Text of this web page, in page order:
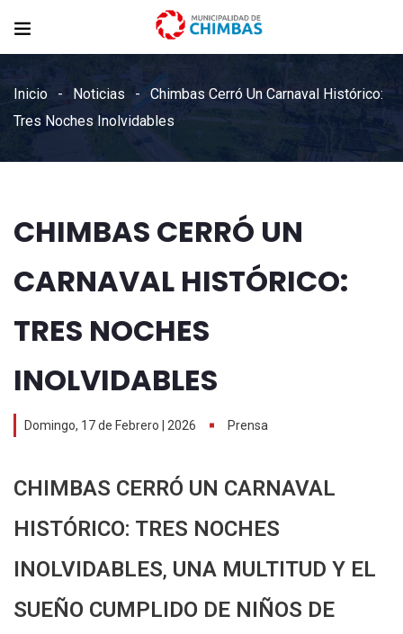
Inicio Noticias
Chimbas Cerró Un Carnaval Histórico:
Tres Noches Inolvidables
CHIMBAS CERRÓ UN
CARNAVAL HISTÓRICO:
TRES NOCHES
INOLVIDABLES
Domingo, 17 de Febrero | 2026 Prensa
CHIMBAS CERRÓ UN CARNAVAL
HISTÓRICO: TRES NOCHES
INOLVIDABLES, UNA MULTITUD Y EL
SUEÑO CUMPLIDO DE NIÑOS DE